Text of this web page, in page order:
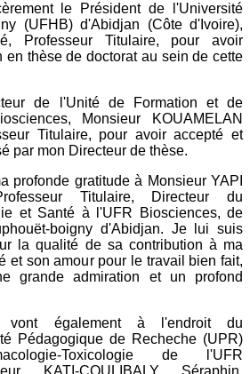
le Président de l'Université
(UFHB) d'Abidjan (Côte d'Ivoire),
Professeur Titulaire, pour avoir
en thèse de doctorat au sein de cette
de l'Unité de Formation et de
Monsieur KOUAMELAN
Titulaire, pour avoir accepté et
par mon Directeur de thèse.
profonde gratitude à Monsieur YAPI
Titulaire, Directeur du
et Santé à l'UFR Biosciences, de
boigny d'Abidjan. Je lui suis
la qualité de sa contribution à ma
et son amour pour le travail bien fait,
grande admiration et un profond
vont également à l'endroit du
Pédagogique de Recheche (UPR)
Toxicologie de l'UFR
KATI-COULIBALY Séraphin,